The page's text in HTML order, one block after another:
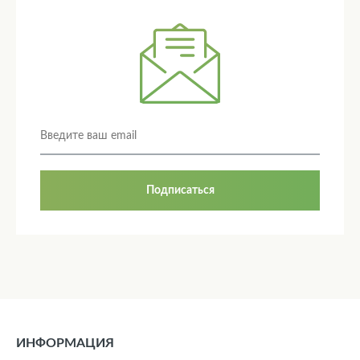
Подписаться
ИНФОРМАЦИЯ